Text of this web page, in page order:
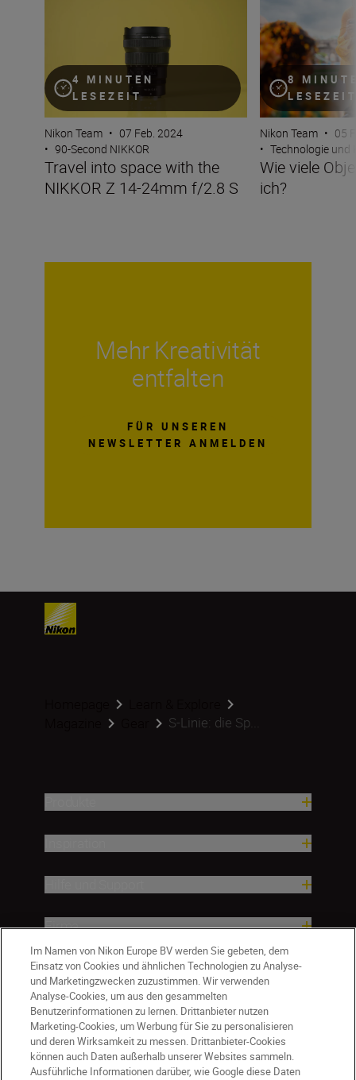
4 MINUTEN
LESEZEIT
Nikon Team • 07 Feb. 2024
• 90-Second NIKKOR
Travel into space with the
NIKKOR Z 14-24mm f/2.8 S
8
Nikon Team • 05
• Technologie und
Wie viele
ich?
Mehr Kreativität
entfalten
FÜR UNSEREN
NEWSLETTER ANMELDEN
S-Linie: die Sp...
Firma
Im Namen von Nikon Europe BV werden Sie gebeten, dem
Einsatz von Cookies und ähnlichen Technologien zu Analyse-
und Marketingzwecken zuzustimmen. Wir verwenden
Analyse-Cookies, um aus den gesammelten
Benutzerinformationen zu lernen. Drittanbieter nutzen
Marketing-Cookies, um Werbung für Sie zu personalisieren
und deren Wirksamkeit zu messen. Drittanbieter-Cookies
können auch Daten außerhalb unserer Websites sammeln.
Ausführliche Informationen darüber, wie Google diese Daten